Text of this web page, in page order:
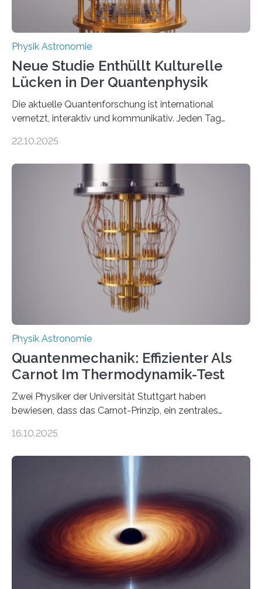
Physik Astronomie
Neue Studie Enthüllt Kulturelle
Lücken in Der Quantenphysik
Die aktuelle Quantenforschung ist international
vernetzt, interaktiv und kommunikativ. Jeden Tag
oft von Autor*innen, die eng zusammenarbeiten. Neue
werden schnell weiterentwickelt. Dies ist der Alltag in
der Forschung der Quantentheorie, die dieses Jahr 100
Jahre alt geworden ist, weshalb die UNESCO 2025 zum
Internationalen Jahr der Quantenwissenschaft und -
technologie ausgerufen hat. Doch nun hat eine
internationale Forschungsgruppe um den
22.10.2025
Physik Astronomie
Quantenmechanik: Effizienter Als
Carnot Im Thermodynamik-Test
Zwei Physiker der Universität Stuttgart haben
bewiesen, dass das Carnot-Prinzip, ein zentrales
Größenordnung von Atomen gilt, deren physikalische
Quantenmotoren voranbringen. Das
Wissenschaftsjournal Science Advances veröffentlichte
die Herleitung. (DOI: 10.1126/sciadv.adw8462)
Verbrennungsmotoren oder Dampfturbinen sind
Wärmekraftmaschinen: Sie wandeln thermische
Energie in mechanische Bewegung um – oder anders
ausgedrückt, Wärme in Bewegung. In
16.10.2025